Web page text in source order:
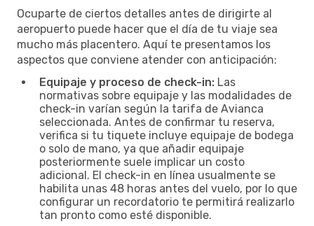
Ocuparte de ciertos detalles antes de dirigirte al
aeropuerto puede hacer que el día de tu viaje sea
mucho más placentero. Aquí te presentamos los
aspectos que conviene atender con anticipación:
Equipaje y proceso de check-in: Las
normativas sobre equipaje y las modalidades de
check-in varían según la tarifa de Avianca
seleccionada. Antes de confirmar tu reserva,
verifica si tu tiquete incluye equipaje de bodega
o solo de mano, ya que añadir equipaje
posteriormente suele implicar un costo
adicional. El check-in en línea usualmente se
habilita unas 48 horas antes del vuelo, por lo que
configurar un recordatorio te permitirá realizarlo
tan pronto como esté disponible.